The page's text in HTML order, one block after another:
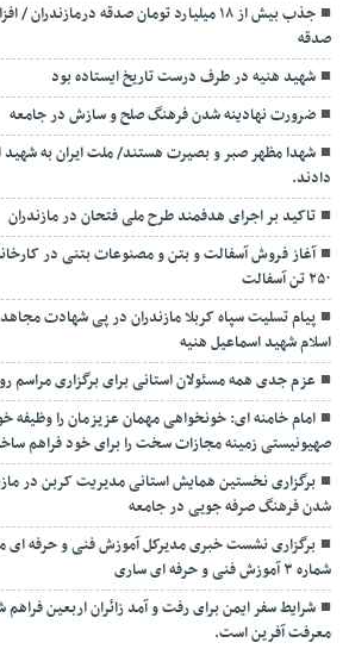
صدقه
شهید هنیه در طرف درست تاریخ ایستاده بود
ضرورت نهادینه شدن فرهنگ صلح و سازش در جامعه
شهدا مظهر صبر و بصیرت هستند/ ملت ایران به شهید
دادند.
تاکید بر اجرای هدفمند طرح ملی فتحان در مازندران
آغاز فروش آسفالت و بتن و مصنوعات بتنی در
۲۵۰ تن آسفالت
پیام تسلیت سپاه کربلا مازندران در پی شهادت
اسلام شهید اسماعیل هنیه
عزم جدی همه مسئولان استانی برای برگزاری مراسم
امام خامنه ای: خونخواهی مهمان عزیزمان را وظیفه
صهیونیستی زمینه مجازات سخت را برای خود فراهم
برگزاری نخستین همایش استانی مدیریت کربن در
شدن فرهنگ صرفه جویی در جامعه
برگزاری نشست خبری مدیرکل آموزش فنی و حرفه ای
شماره ۳ آموزش فنی و حرفه ای ساری
شرایط سفر ایمن برای رفت و آمد زائران اربعین
معرفت آفرین است.